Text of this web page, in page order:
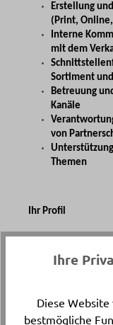
Erstellung
(Print,
Interne
mit dem
Sortiment
Betreuung
Kanäle
von
Themen
Ihr Profil
im Bereich
selbständige
Ihre
Diese
bestmögliche